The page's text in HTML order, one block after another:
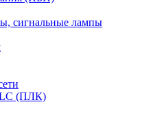
сигнальные лампы
(ПЛК)